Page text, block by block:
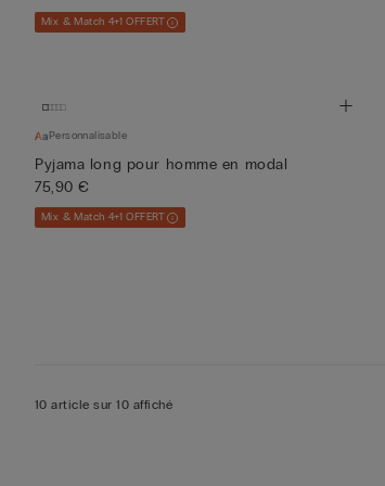
Mix & Match 4+1 OFFERT
Personnalisable
Pyjama long pour homme en modal
75,90 €
Mix & Match 4+1 OFFERT
10 article sur 10 affiché